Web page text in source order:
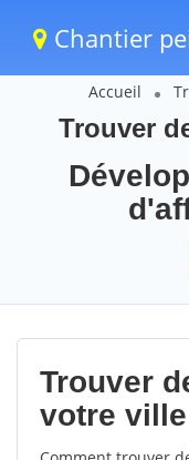
Chantier
Accueil
Trouver
Trouver
votre